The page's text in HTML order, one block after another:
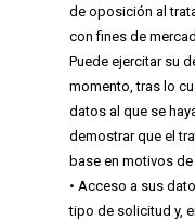
de oposición al
con fines de
Puede ejercitar su
momento, tras lo
datos al que se
demostrar que el
base en motivos
• Acceso a sus
tipo de solicitud y,